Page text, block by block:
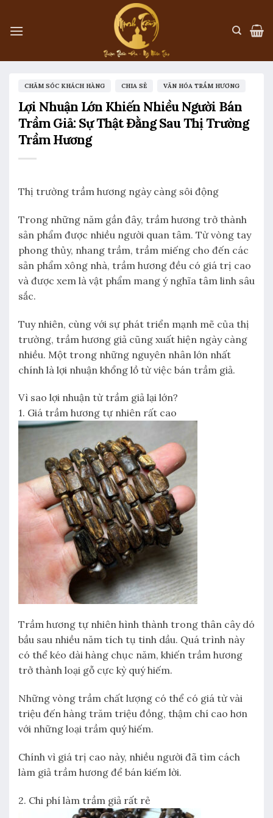
content
CHĂM SÓC KHÁCH HÀNG CHIA SẺ VĂN HÓA TRẦM HƯƠNG
Lợi Nhuận Lớn Khiến Nhiều Người Bán
Trầm Giả: Sự Thật Đằng Sau Thị Trường
Trầm Hương
Thị trường trầm hương ngày càng sôi động
Trong những năm gần đây, trầm hương trở thành
sản phẩm được nhiều người quan tâm. Từ vòng tay
phong thủy, nhang trầm, trầm miếng cho đến các
sản phẩm xông nhà, trầm hương đều có giá trị cao
và được xem là vật phẩm mang ý nghĩa tâm linh sâu
sắc.
Tuy nhiên, cùng với sự phát triển mạnh mẽ của thị
trường, trầm hương giả cũng xuất hiện ngày càng
nhiều. Một trong những nguyên nhân lớn nhất
chính là lợi nhuận khổng lồ từ việc bán trầm giả.
Vì sao lợi nhuận từ trầm giả lại lớn?
1. Giá trầm hương tự nhiên rất cao
Trầm hương tự nhiên hình thành trong thân cây dó
bầu sau nhiều năm tích tụ tinh dầu. Quá trình này
có thể kéo dài hàng chục năm, khiến trầm hương
trở thành loại gỗ cực kỳ quý hiếm.
Những vòng trầm chất lượng có thể có giá từ vài
triệu đến hàng trăm triệu đồng, thậm chí cao hơn
với những loại trầm quý hiếm.
Chính vì giá trị cao này, nhiều người đã tìm cách
làm giả trầm hương để bán kiếm lời.
2. Chi phí làm trầm giả rất rẻ